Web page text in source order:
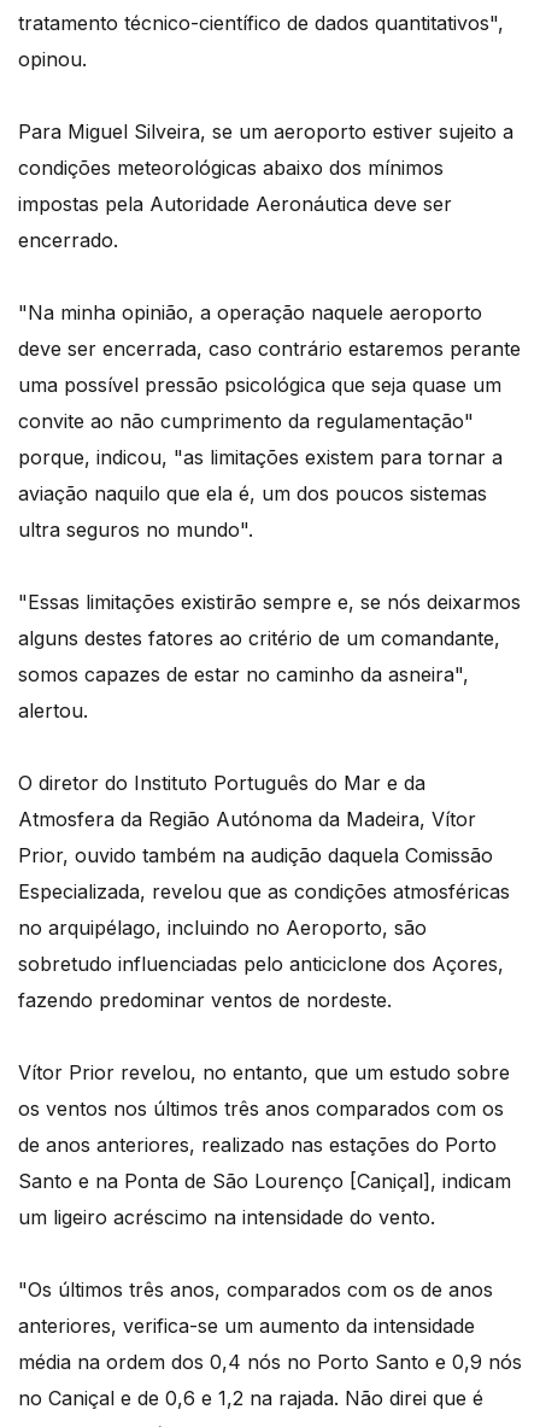
tratamento técnico-científico de dados quantitativos",
opinou.
Para Miguel Silveira, se um aeroporto estiver sujeito a
condições meteorológicas abaixo dos mínimos
impostas pela Autoridade Aeronáutica deve ser
encerrado.
"Na minha opinião, a operação naquele aeroporto
deve ser encerrada, caso contrário estaremos perante
uma possível pressão psicológica que seja quase um
convite ao não cumprimento da regulamentação"
porque, indicou, "as limitações existem para tornar a
aviação naquilo que ela é, um dos poucos sistemas
ultra seguros no mundo".
"Essas limitações existirão sempre e, se nós deixarmos
alguns destes fatores ao critério de um comandante,
somos capazes de estar no caminho da asneira",
alertou.
O diretor do Instituto Português do Mar e da
Atmosfera da Região Autónoma da Madeira, Vítor
Prior, ouvido também na audição daquela Comissão
Especializada, revelou que as condições atmosféricas
no arquipélago, incluindo no Aeroporto, são
sobretudo influenciadas pelo anticiclone dos Açores,
fazendo predominar ventos de nordeste.
Vítor Prior revelou, no entanto, que um estudo sobre
os ventos nos últimos três anos comparados com os
de anos anteriores, realizado nas estações do Porto
Santo e na Ponta de São Lourenço [Caniçal], indicam
um ligeiro acréscimo na intensidade do vento.
"Os últimos três anos, comparados com os de anos
anteriores, verifica-se um aumento da intensidade
média na ordem dos 0,4 nós no Porto Santo e 0,9 nós
no Caniçal e de 0,6 e 1,2 na rajada. Não direi que é